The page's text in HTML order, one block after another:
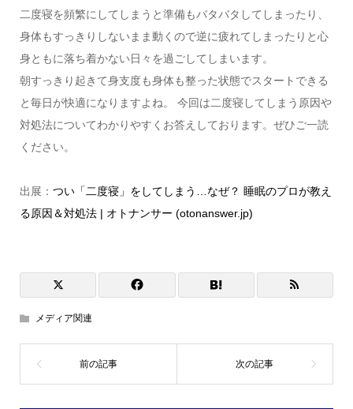
二度寝を頻繁にしてしまうと準備もバタバタしてしまったり、
身体もすっきりしないまま動くので逆に疲れてしまったりと心
身ともに落ち着かない日々を過ごしてしまいます。
朝すっきり起きて身支度も身体も整った状態でスタートできる
と毎日が快適になりますよね。 今回は二度寝してしまう原因や
対処法についてわかりやすくお答えしております。ぜひご一読
ください。
出展： つい「二度寝」をしてしまう…なぜ？ 睡眠のプロが教え
る原因＆対処法 | オトナンサー (otonanswer.jp)
メディア関連